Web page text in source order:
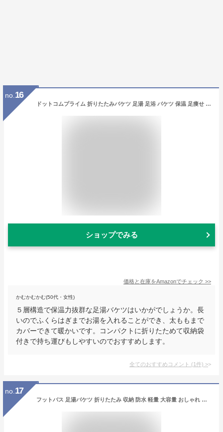
no. 16
ドットコムプライム 折りたたみバケツ 足湯 足浴 バケツ 保温 足痩せ むくみ 冷やす フットバス 収納袋付き 太腿丈 ピンク
ショップでみる
価格と在庫をAmazonでチェック >>
かむかむかむ(50代・女性)
５層構造で保温力抜群な足湯バケツはいかがでしょうか。長
いのでふくらはぎまでお湯を入れることができ、太ももまで
カバーできて暖かいです。コンパクトに折りたためて収納袋
付きで持ち運びもしやすいのでおすすめします。
全てのおすすめコメント (1件) >
no. 17
フットバス 足湯バケツ 折りたたみ 収納 防水 軽量 大容量 おしゃれ 足湯 足湯器 足湯桶 蓋付き バケツ 足熱対策 足湯用 ストレス解消 保温機能 家庭用 キャンプ 出張 旅行 釣り 洗車 アウトドア 入院 介護 軽量 収納便利 深い 足の冷え対策 持ち運び収納